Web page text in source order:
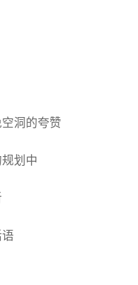
洞的夸赞
划中